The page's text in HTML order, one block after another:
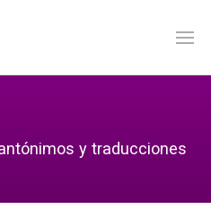
y traducciones